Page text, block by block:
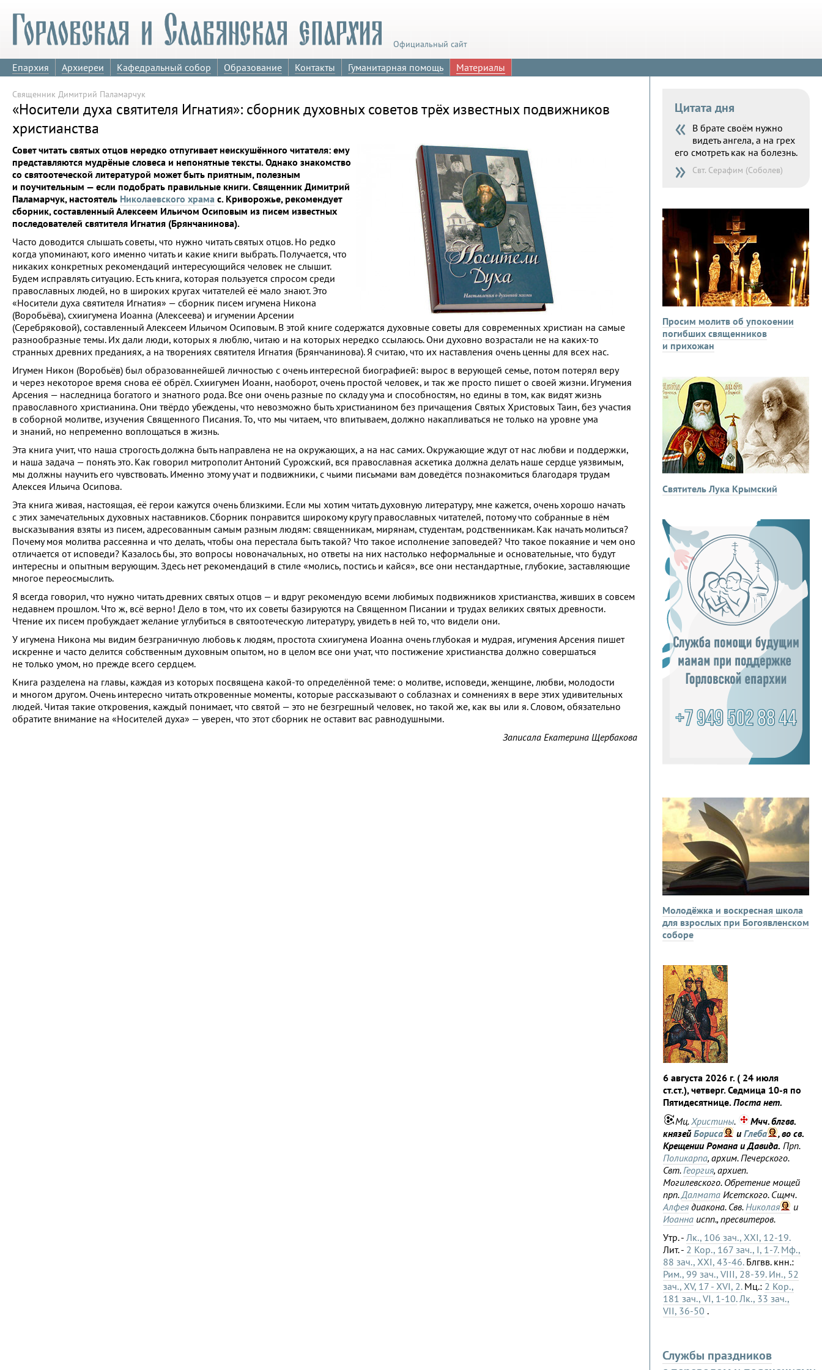
Официальный сайт
Епархия Архиереи Кафедральный собор Образование Контакты Гуманитарная помощь Материалы
Священник Димитрий Паламарчук
«Носители духа святителя Игнатия»: сборник духовных советов трёх известных подвижников
христианства
Совет читать святых отцов нередко отпугивает неискушённого читателя: ему
представляются мудрёные словеса и непонятные тексты. Однако знакомство
со святоотеческой литературой может быть приятным, полезным
и поучительным — если подобрать правильные книги. Священник Димитрий
Паламарчук, настоятель Николаевского храма с. Криворожье, рекомендует
сборник, составленный Алексеем Ильичом Осиповым из писем известных
последователей святителя Игнатия (Брянчанинова).
Часто доводится слышать советы, что нужно читать святых отцов. Но редко
когда упоминают, кого именно читать и какие книги выбрать. Получается, что
никаких конкретных рекомендаций интересующийся человек не слышит.
Будем исправлять ситуацию. Есть книга, которая пользуется спросом среди
православных людей, но в широких кругах читателей её мало знают. Это
«Носители духа святителя Игнатия» — сборник писем игумена Никона
(Воробьёва), схиигумена Иоанна (Алексеева) и игумении Арсении
(Серебряковой), составленный Алексеем Ильичом Осиповым. В этой книге содержатся духовные советы для современных христиан на самые
разнообразные темы. Их дали люди, которых я люблю, читаю и на которых нередко ссылаюсь. Они духовно возрастали не на каких-то
странных древних преданиях, а на творениях святителя Игнатия (Брянчанинова). Я считаю, что их наставления очень ценны для всех нас.
Игумен Никон (Воробьёв) был образованнейшей личностью с очень интересной биографией: вырос в верующей семье, потом потерял веру
и через некоторое время снова её обрёл. Схиигумен Иоанн, наоборот, очень простой человек, и так же просто пишет о своей жизни. Игумения
Арсения — наследница богатого и знатного рода. Все они очень разные по складу ума и способностям, но едины в том, как видят жизнь
православного христианина. Они твёрдо убеждены, что невозможно быть христианином без причащения Святых Христовых Таин, без участия
в соборной молитве, изучения Священного Писания. То, что мы читаем, что впитываем, должно накапливаться не только на уровне ума
и знаний, но непременно воплощаться в жизнь.
Эта книга учит, что наша строгость должна быть направлена не на окружающих, а на нас самих. Окружающие ждут от нас любви и поддержки,
и наша задача — понять это. Как говорил митрополит Антоний Сурожский, вся православная аскетика должна делать наше сердце уязвимым,
мы должны научить его чувствовать. Именно этому учат и подвижники, с чьими письмами вам доведётся познакомиться благодаря трудам
Алексея Ильича Осипова.
Эта книга живая, настоящая, её герои кажутся очень близкими. Если мы хотим читать духовную литературу, мне кажется, очень хорошо начать
с этих замечательных духовных наставников. Сборник понравится широкому кругу православных читателей, потому что собранные в нём
высказывания взяты из писем, адресованным самым разным людям: священникам, мирянам, студентам, родственникам. Как начать молиться?
Почему моя молитва рассеянна и что делать, чтобы она перестала быть такой? Что такое исполнение заповедей? Что такое покаяние и чем оно
отличается от исповеди? Казалось бы, это вопросы новоначальных, но ответы на них настолько неформальные и основательные, что будут
интересны и опытным верующим. Здесь нет рекомендаций в стиле «молись, постись и кайся», все они нестандартные, глубокие, заставляющие
многое переосмыслить.
Я всегда говорил, что нужно читать древних святых отцов — и вдруг рекомендую всеми любимых подвижников христианства, живших в совсем
недавнем прошлом. Что ж, всё верно! Дело в том, что их советы базируются на Священном Писании и трудах великих святых древности.
Чтение их писем пробуждает желание углубиться в святоотеческую литературу, увидеть в ней то, что видели они.
У игумена Никона мы видим безграничную любовь к людям, простота схиигумена Иоанна очень глубокая и мудрая, игумения Арсения пишет
искренне и часто делится собственным духовным опытом, но в целом все они учат, что постижение христианства должно совершаться
не только умом, но прежде всего сердцем.
Книга разделена на главы, каждая из которых посвящена какой-то определённой теме: о молитве, исповеди, женщине, любви, молодости
и многом другом. Очень интересно читать откровенные моменты, которые рассказывают о соблазнах и сомнениях в вере этих удивительных
людей. Читая такие откровения, каждый понимает, что святой — это не безгрешный человек, но такой же, как вы или я. Словом, обязательно
обратите внимание на «Носителей духа» — уверен, что этот сборник не оставит вас равнодушными.
Записала Екатерина Щербакова
Цитата дня
« В брате своём нужно
видеть ангела, а на грех
его смотреть как на болезнь.
» Свт. Серафим (Соболев)
Просим молитв об упокоении
погибших священников
и прихожан
Святитель Лука Крымский
Молодёжка и воскресная школа
для взрослых при Богоявленском
соборе
6 августа 2026 г. ( 24 июля
ст.ст.), четверг. Седмица 10-я по
Пятидесятнице.Поста нет.
Мц.Христины.
Мчч. блгвв.
князейБориса иГлеба
, во св.
Крещении Романа и Давида. Прп.
Поликарпа, архим. Печерского.
Свт.Георгия, архиеп.
Могилевского. Обретение мощей
прп.Далмата Исетского. Сщмч.
Алфея диакона. Свв.Николая
и
Иоанна испп., пресвитеров.
Утр. - Лк., 106 зач., XXI, 12-19.
Лит. - 2 Кор., 167 зач., I, 1-7. Мф.,
88 зач., XXI, 43-46.Блгвв. кнн.:
Рим., 99 зач., VIII, 28-39. Ин., 52
зач., XV, 17 - XVI, 2.Мц.: 2 Кор.,
181 зач., VI, 1-10. Лк., 33 зач.,
VII, 36-50 .
Службы праздников